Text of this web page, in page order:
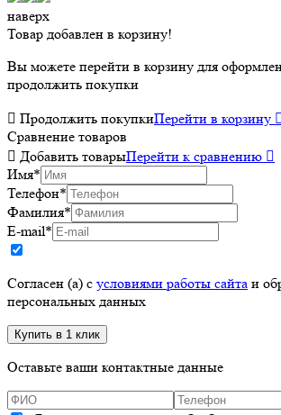
наверх
Товар добавлен в корзину!
Вы можете перейти в корзину для
продолжить покупки
 Продолжить покупкиПерейти в корзину 
Сравнение товаров
 Добавить товарыПерейти к сравнению 
Имя*
Телефон*
Фамилия*
E-mail*
Согласен (а) с условиями работы сайта и
персональных данных
Оставьте ваши контактные данные